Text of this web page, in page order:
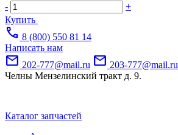
-
+
Купить
call 8 (800) 550 81 14
Написать нам
mail 202-777@mail.ru mail 203-777@mail.ru
Челны Мензелинский тракт д. 9.
Каталог запчастей